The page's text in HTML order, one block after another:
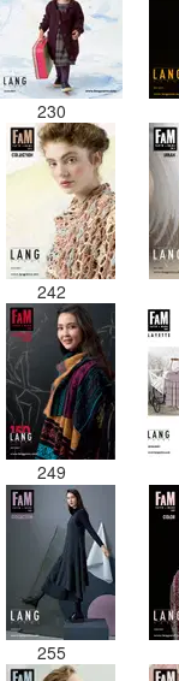
230
242
249
255